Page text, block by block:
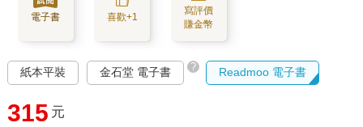
電子書 喜歡+1
寫評價
賺金幣
紙本平裝 金石堂 電子書 ? Readmoo 電子書
315 元